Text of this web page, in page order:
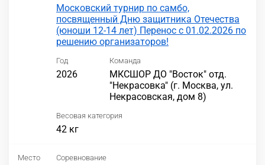
Московский турнир по самбо,
посвященный Дню защитника Отечества
(юноши 12-14 лет) Перенос с 01.02.2026 по
решению организаторов!
Год
2026
Команда
МКСШОР ДО "Восток" отд.
"Некрасовка" (г. Москва, ул.
Некрасовская, дом 8)
Весовая категория
42 кг
Место Соревнование